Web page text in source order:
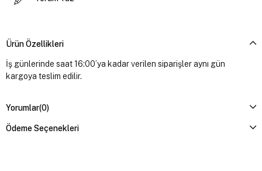
Ürün Özellikleri
İş günlerinde saat 16:00’ya kadar verilen siparişler aynı gün
kargoya teslim edilir.
Yorumlar(0)
Ödeme Seçenekleri